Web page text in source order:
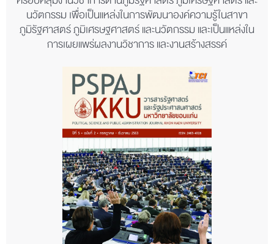
ครอบคลุมงานวิชาการด้านภูมิรัฐศาสตร์ ภูมิเศรษฐศาสตร์ และ
นวัตกรรม เพื่อเป็นแหล่งในการพัฒนาองค์ความรู้ในสาขา
ภูมิรัฐศาสตร์ ภูมิเศรษฐศาสตร์ และนวัตกรรม และเป็นแหล่งใน
การเผยแพร่ผลงานวิชาการ และงานสร้างสรรค์